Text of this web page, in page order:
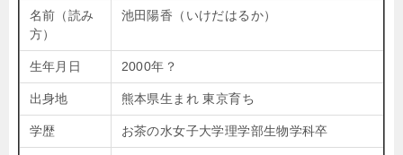
名前（読み
方）
池田陽香（いけだはるか）
生年月日 2000年？
出身地 熊本県生まれ 東京育ち
学歴 お茶の水女子大学理学部生物学科卒